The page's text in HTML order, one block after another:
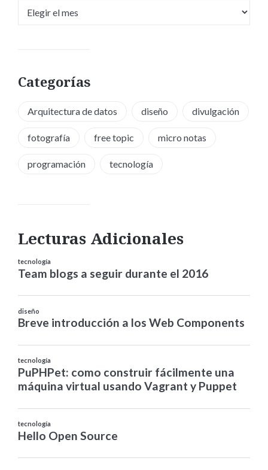
Categorías
Arquitectura de datos diseño divulgación
fotografía free topic micro notas
programación tecnología
Lecturas Adicionales